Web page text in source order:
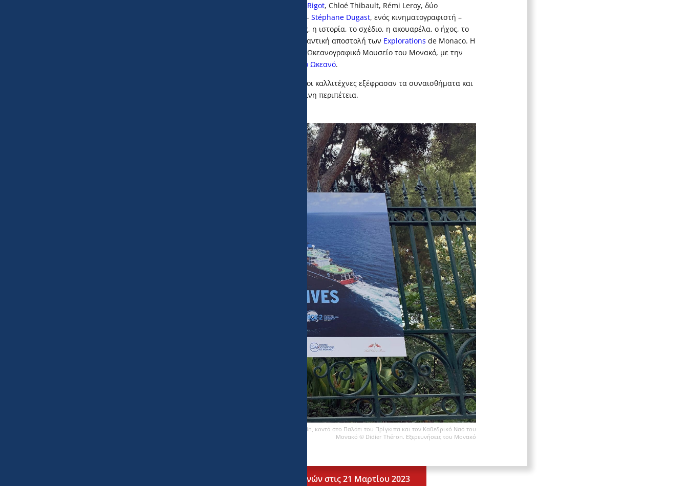
Elise Rigot, Chloé Thibault, Rémi Leroy, δύο
, ενός δημοσιογράφου – Stéphane Dugast, ενός κινηματογραφιστή –
Sylvain Peroumal και αποσπάσματα από διάφορους συμμετέχοντες, η ιστορία, το σχέδιο, η ακουαρέλα, ο ήχος, το
βίντεο και η φωτογραφία σε 25 πίνακες απεικονίζουν αυτή τη σημαντική αποστολή των Explorations de Monaco. Η
έκθεση “Regards croisés” εγκαινιάστηκε στις 21 Μαρτίου 2023 στο Ωκεανογραφικό Μουσείο του Μονακό, με την
ημέρας ανατροφοδότησης της αποστολής στον Ινδικό Ωκεανό.
Κατά τη διάρκεια της καλλιτεχνικής σκηνής την τελευταία ημέρα, οι καλλιτέχνες εξέφρασαν τα συναισθήματα και
τις αισθήσεις τους σχετικά με αυτή την πυκνή και έντονη ανθρώπινη περιπέτεια.
Πινακίδα τίτλου για την έκθεση "Regards croisés" στις πύλες των κήπων St-Martin, κοντά στο Παλάτι του Πρίγκιπα και τον Καθεδρικό Ναό του
Μονακό © Didier Théron. Εξερευνήσεις του Μονακό
Σκηνή καλλιτεχνών στις 21 Μαρτίου 2023